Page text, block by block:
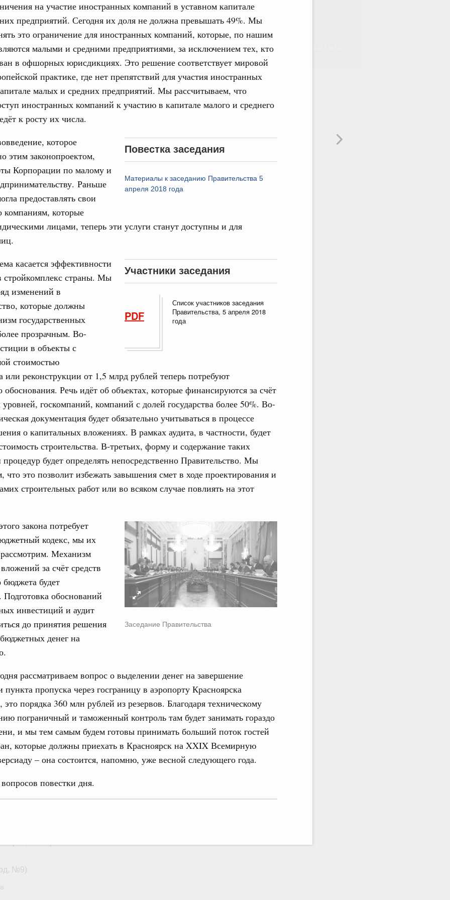
на участие иностранных компаний в уставном капитале
предприятий. Сегодня их доля не должна превышать 49%. Мы
это ограничение для иностранных компаний, которые, по нашим
малыми и средними предприятиями, за исключением тех, кто
в офшорных юрисдикциях. Это решение соответствует мировой
практике, где нет препятствий для участия иностранных
малых и средних предприятий. Мы рассчитываем, что
иностранных компаний к участию в капитале малого и среднего
к росту их числа.
Повестка заседания
Материалы к заседанию Правительства 5
апреля 2018 года
которое
этим законопроектом,
Корпорации по малому и
Раньше
предоставлять свои
компаниям, которые
лицами, теперь эти услуги станут доступны и для
Участники заседания
PDF
Список участников заседания
Правительства, 5 апреля 2018
года
касается эффективности
стройкомплекс страны. Мы
изменений в
которые должны
государственных
прозрачным. Во-
в объекты с
стоимостью
или реконструкции от 1,5 млрд рублей теперь потребуют
обоснования. Речь идёт об объектах, которые финансируются за счёт
госкомпаний, компаний с долей государства более 50%. Во-
документация будет обязательно учитываться в процессе
о капитальных вложениях. В рамках аудита, в частности, будет
строительства. В-третьих, форму и содержание таких
будет определять непосредственно Правительство. Мы
что это позволит избежать завышения смет в ходе проектирования и
строительных работ или во всяком случае повлиять на этот
Заседание Правительства
закона потребует
кодекс, мы их
Механизм
за счёт средств
бюджета будет
обоснований
инвестиций и аудит
до принятия решения
денег на
рассматриваем вопрос о выделении денег на завершение
пункта пропуска через госграницу в аэропорту Красноярска
порядка 360 млн рублей из резервов. Благодаря техническому
пограничный и таможенный контроль там будет занимать гораздо
и мы тем самым будем готовы принимать больший поток гостей
которые должны приехать в Красноярск на XXIX Всемирную
– она состоится, напомню, уже весной следующего года.
повестки дня.
№21)
июня, четверг
№20)
предприятиями ЖКХ и электроэнергетики
задачах по подготовке к прохождению осенне-зимнего
июня, среда
№19)
мая, четверг
№18)
21 мая, четверг
№17)
14 мая, четверг
№16)
бюджетные ассигнования.
6 мая, среда
№15)
бюджетные ассигнования.
апреля, среда
№14)
вторник
№13)
апреля, четверг
№12)
четверг
№11)
№10)
№9)
Email